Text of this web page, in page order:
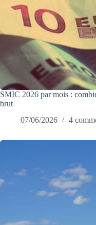
SMIC 2026 par mois :
brut
07/06/2026
4